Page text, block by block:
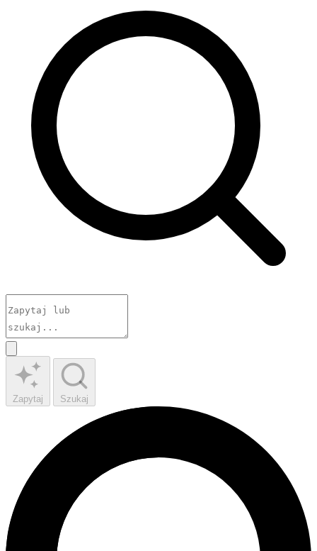
Zapytaj Szukaj